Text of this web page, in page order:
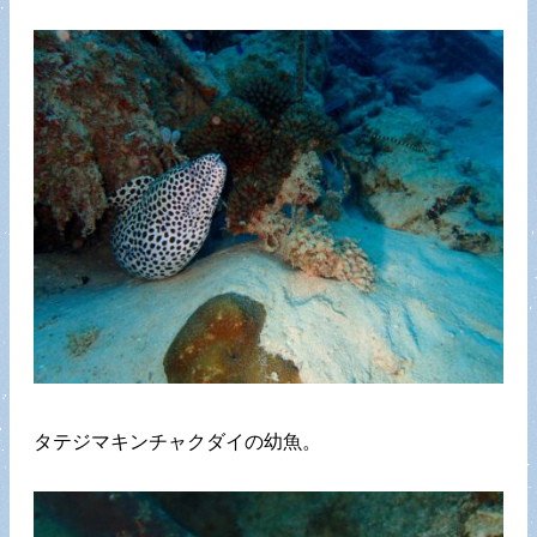
タテジマキンチャクダイの幼魚。